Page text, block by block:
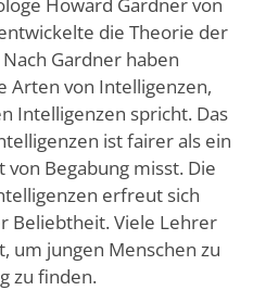
Howard Gardner von
die Theorie der
Gardner haben
Arten von Intelligenzen,
Intelligenzen spricht. Das
ist fairer als ein
Begabung misst. Die
erfreut sich
Beliebtheit. Viele Lehrer
um jungen Menschen zu
zu finden.